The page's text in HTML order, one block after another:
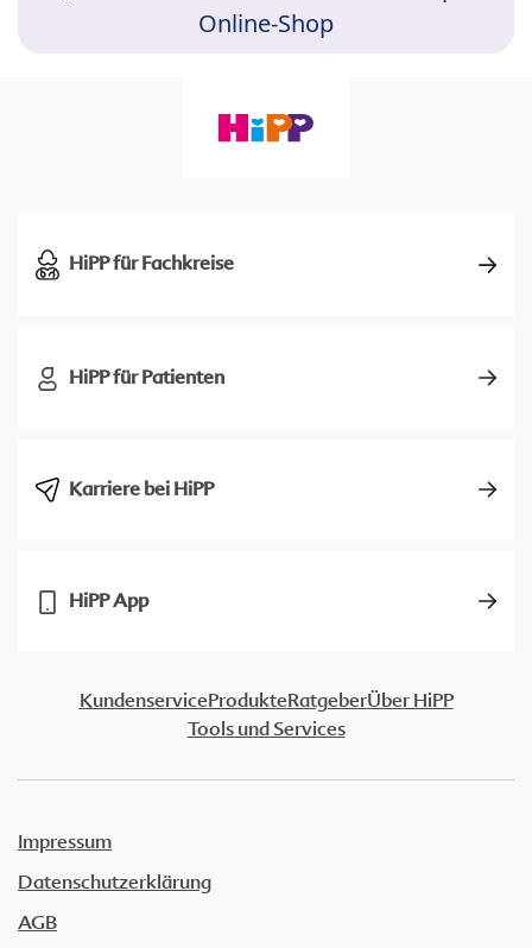
Online-Shop
HiPP für Fachkreise
HiPP für Patienten
Karriere bei HiPP
HiPP App
KundenserviceProdukteRatgeberÜber HiPP
Tools und Services
Impressum
Datenschutzerklärung
AGB